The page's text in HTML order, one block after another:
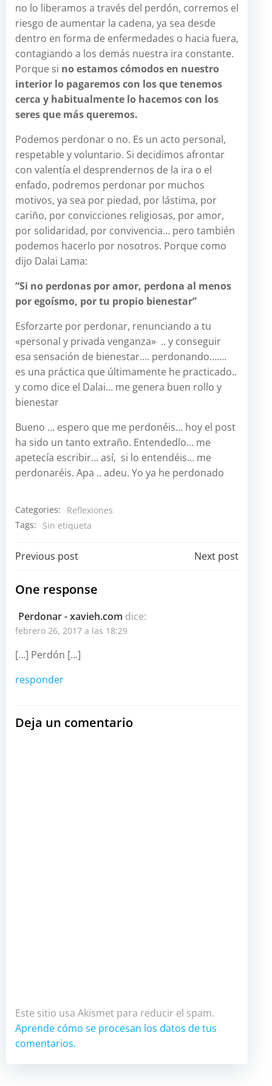
no lo liberamos a través del perdón, corremos el
riesgo de aumentar la cadena, ya sea desde
dentro en forma de enfermedades o hacia fuera,
contagiando a los demás nuestra ira constante.
Porque si no estamos cómodos en nuestro
interior lo pagaremos con los que tenemos
cerca y habitualmente lo hacemos con los
seres que más queremos.
Podemos perdonar o no. Es un acto personal,
respetable y voluntario. Si decidimos afrontar
con valentía el desprendernos de la ira o el
enfado, podremos perdonar por muchos
motivos, ya sea por piedad, por lástima, por
cariño, por convicciones religiosas, por amor,
por solidaridad, por convivencia… pero también
podemos hacerlo por nosotros. Porque como
dijo Dalai Lama:
“Si no perdonas por amor, perdona al menos
por egoísmo, por tu propio bienestar”
Esforzarte por perdonar, renunciando a tu
«personal y privada venganza» .. y conseguir
esa sensación de bienestar…. perdonando…….
es una práctica que últimamente he practicado..
y como dice el Dalai… me genera buen rollo y
bienestar
Bueno … espero que me perdonéis… hoy el post
ha sido un tanto extraño. Entendedlo… me
apetecía escribir… así, si lo entendéis… me
perdonaréis. Apa .. adeu. Yo ya he perdonado
Categories:
Reflexiones
Tags:
Sin etiqueta
Navegación
por
las
entradas
Previous post
Navegación
las
Next post
One response
Perdonar - xavieh.com dice:
febrero 26, 2017 a las 18:29
[…] Perdón […]
responder
Deja un comentario
Este sitio usa Akismet para reducir el spam.
Aprende cómo se procesan los datos de tus
comentarios.